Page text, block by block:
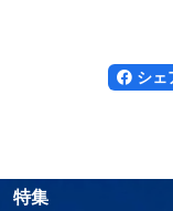
シェ
特集